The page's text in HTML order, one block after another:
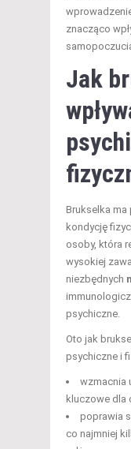
znacząco
Jak
Brukselka ma
kondycję
osoby, która
wysokiej
niezbędnych
psychiczne.
Oto jak
psychiczne i
wzmacnia
kluczowe dla
poprawia
co najmniej